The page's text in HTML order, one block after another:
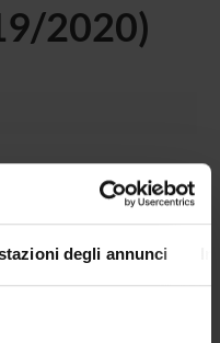
degli annunci
2020)
europea.